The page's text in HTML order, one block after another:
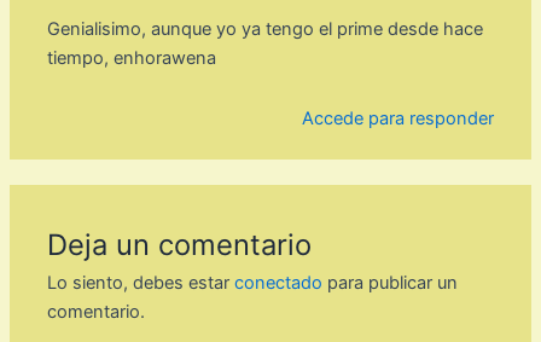
Genialisimo, aunque yo ya tengo el prime desde hace
tiempo, enhorawena
Accede para responder
Deja un comentario
Lo siento, debes estarconectado para publicar un
comentario.